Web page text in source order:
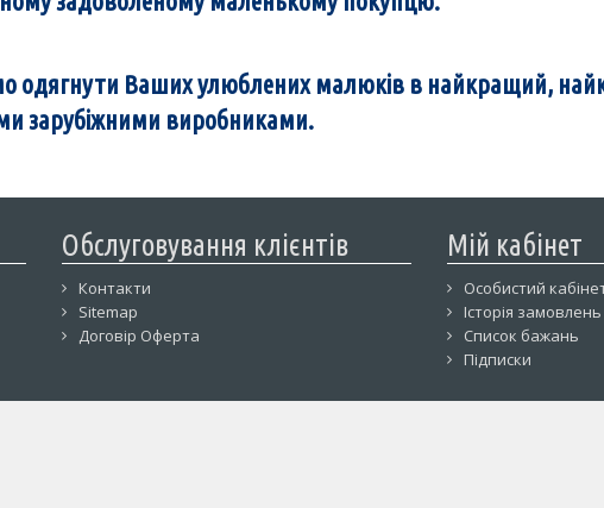
Ваших улюблених малюків в найкращий,
зарубіжними виробниками.
Обслуговування клієнтів
Контакти
Sitemap
Договір Оферта
Мій кабінет
Особистий
Історія замовлень
Список бажань
Підписки